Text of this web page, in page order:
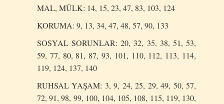
MAL, MÜLK: 14, 15, 23, 47, 83, 103, 124
KORUMA: 9, 13, 34, 47, 48, 57, 90, 133
SOSYAL SORUNLAR: 20, 32, 35, 38, 51, 53,
59, 77, 80, 81, 87, 93, 101, 110, 112, 113, 114,
119, 124, 137, 140
RUHSAL YAŞAM: 3, 9, 24, 25, 29, 49, 50, 57,
72, 91, 98, 99, 100, 104, 105, 108, 115, 119, 130,